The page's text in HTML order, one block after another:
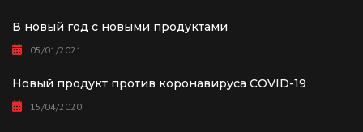
В новый год с новыми продуктами
05/01/2021
Новый продукт против коронавируса COVID-19
15/04/2020